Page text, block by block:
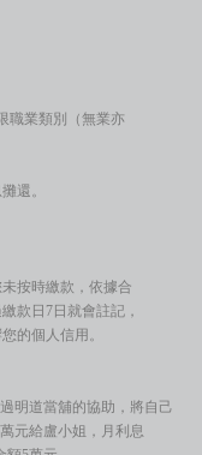
職業類別（無業亦
還。
按時繳款，依據合
款日7日就會註記，
的個人信用。
明道當舖的協助，將自己
元給盧小姐，月利息